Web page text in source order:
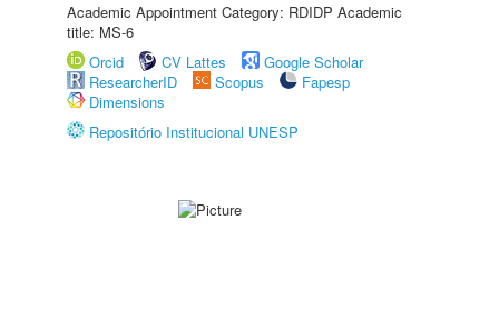
Academic Appointment Category: RDIDP Academic
title: MS-6
Orcid
CV Lattes
Google Scholar
ResearcherID
Scopus
Fapesp
Dimensions
Repositório Institucional UNESP